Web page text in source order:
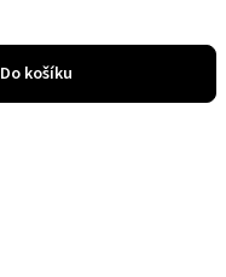
Do košíku